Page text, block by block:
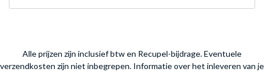
Alle prijzen zijn inclusief btw en Recupel-bijdrage. Eventuele
verzendkosten zijn niet inbegrepen. Informatie over het inleveren van je